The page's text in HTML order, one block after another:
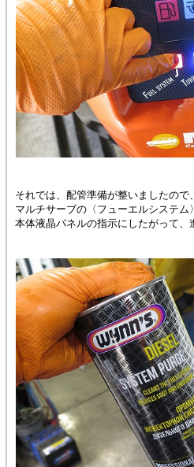
それでは、配管準備が整いましたので、
マルチサーブの〈フューエルシステム
本体液晶パネルの指示にしたがって、